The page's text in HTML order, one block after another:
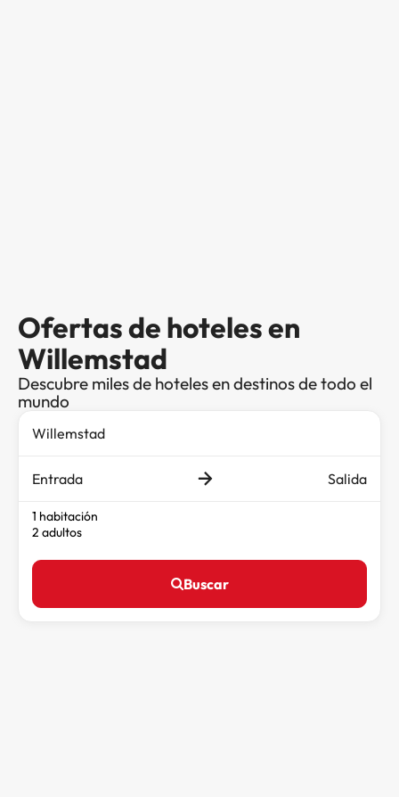
Ofertas de hoteles en
Willemstad
Descubre miles de hoteles en destinos de todo el
mundo
Entrada Salida
1 habitación
2 adultos
Buscar